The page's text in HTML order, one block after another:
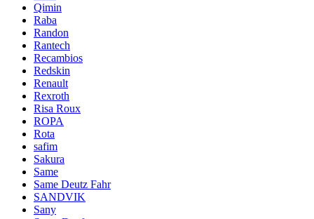
Qimin
Raba
Randon
Rantech
Recambios
Redskin
Renault
Rexroth
Risa Roux
ROPA
Rota
safim
Sakura
Same
Same Deutz Fahr
SANDVIK
Sany